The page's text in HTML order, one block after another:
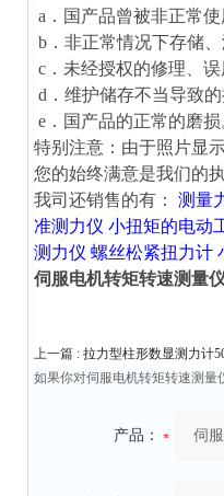
a．国产品曾被非正常
b．非正常情况下存储
c．未经授权的修理、
d．维护储存不当导致
e．国产品的正常的磨损
特别注意：由于照片显
您的始终满意是我们的
我司还销售的有： 测量
准测力仪 小扭矩的电动
测力仪 螺丝松紧扭力计
伺服电机转矩转速测量
上一篇 : 拉力型柱形数显测力计
如果你对伺服电机转矩转速测量
产品：